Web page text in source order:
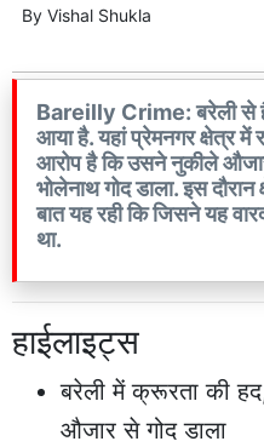
By Vishal Shukla
Bareilly Crime: बरेली से
आया है. यहां प्रेमनगर क्षेत्र में
आरोप है कि उसने नुकीले
भोलेनाथ गोद डाला. इस
बात यह रही कि जिसने यह
था.
हाईलाइट्स
बरेली में क्रूरता की
औजार से गोद डाला